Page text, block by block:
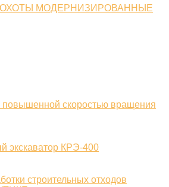
МОДЕРНИЗИРОВАННЫЕ
скоростью вращения
экскаватор КРЭ-400
строительных отходов